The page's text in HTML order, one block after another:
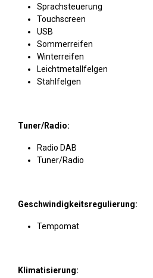
Sprachsteuerung
Touchscreen
USB
Sommerreifen
Winterreifen
Leichtmetallfelgen
Stahlfelgen
Tuner/Radio:
Radio DAB
Tuner/Radio
Geschwindigkeitsregulierung:
Tempomat
Klimatisierung: